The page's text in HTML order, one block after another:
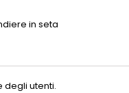
in seta
degli utenti.